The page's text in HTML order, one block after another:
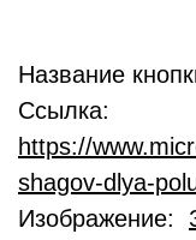
Название
Ссылка:
https://
shagov-dlya-
Изображение: